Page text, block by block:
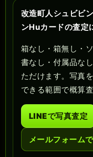
改造町人シュビビ
ンHuカードの査定
箱なし・箱無し・
書なし・付属品な
ただけます。写真
できる範囲で概算
LINEで写真査定
メールフォーム